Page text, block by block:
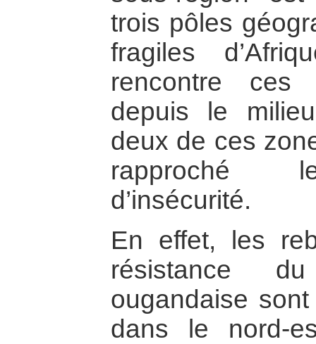
trois pôles
fragiles
rencontre ces
depuis le
deux de ces
rapproché
d’insécurité.
En effet, les
résistance
ougandaise
dans le nord-